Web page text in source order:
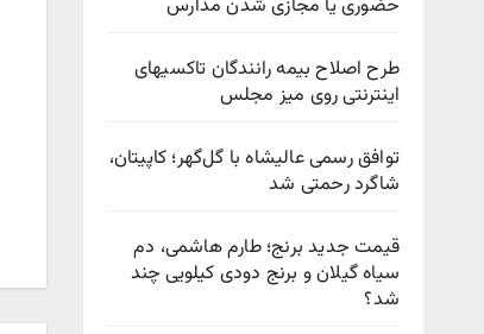
حضوری یا مجازی شدن مدارس
طرح اصلاح بیمه رانندگان تاکسیهای
اینترنتی روی میز مجلس
توافق رسمی عالیشاه با گل‌گهر؛ کاپیتان،
شاگرد رحمتی شد
قیمت جدید برنج؛ طارم هاشمی، دم
سیاه گیلان و برنج دودی کیلویی چند
شد؟